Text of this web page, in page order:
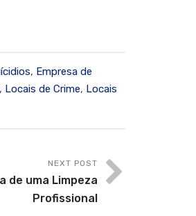
, Empresa de
, Locais de Crime, Locais
NEXT POST
de uma Limpeza
Profissional